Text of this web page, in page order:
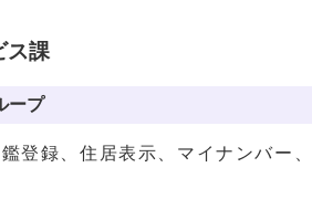
ス課
ープ
登録、住居表示、マイナンバー